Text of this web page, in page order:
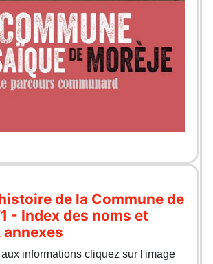
de la Commune de
- Index des noms et
annexes
informations cliquez sur l'image